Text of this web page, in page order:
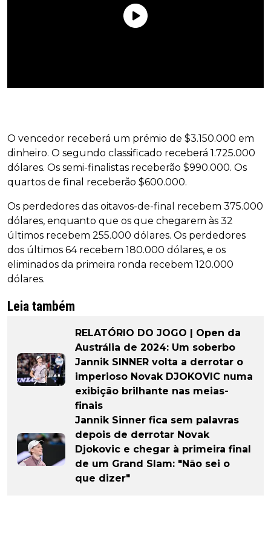
O vencedor receberá um prémio de $3.150.000 em
dinheiro. O segundo classificado receberá 1.725.000
dólares. Os semi-finalistas receberão $990.000. Os
quartos de final receberão $600.000.
Os perdedores das oitavos-de-final recebem 375.000
dólares, enquanto que os que chegarem às 32
últimos recebem 255.000 dólares. Os perdedores
dos últimos 64 recebem 180.000 dólares, e os
eliminados da primeira ronda recebem 120.000
dólares.
Leia também
RELATÓRIO DO JOGO | Open da
Austrália de 2024: Um soberbo
Jannik SINNER volta a derrotar o
imperioso Novak DJOKOVIC numa
exibição brilhante nas meias-
finais
Jannik Sinner fica sem palavras
depois de derrotar Novak
Djokovic e chegar à primeira final
de um Grand Slam: "Não sei o
que dizer"